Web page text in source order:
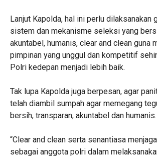
Lanjut Kapolda, hal ini perlu dilaksanakan
sistem dan mekanisme seleksi yang
akuntabel, humanis, clear and clean guna
pimpinan yang unggul dan kompetitif
Polri kedepan menjadi lebih baik.
Tak lupa Kapolda juga berpesan, agar
telah diambil sumpah agar memegang
bersih, transparan, akuntabel dan humanis.
“Clear and clean serta senantiasa
sebagai anggota polri dalam